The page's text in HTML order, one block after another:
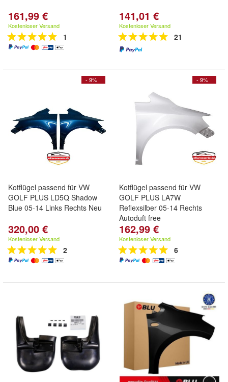
161,99 €
Kostenloser Versand
1
141,01 €
Kostenloser Versand
21
- 9%
Kotflügel passend für VW
GOLF PLUS LD5Q Shadow
Blue 05-14 Links Rechts Neu
320,00 €
Kostenloser Versand
2
- 9%
Kotflügel passend für VW
GOLF PLUS LA7W
Reflexsilber 05-14 Rechts
Autoduft free
162,99 €
Kostenloser Versand
6